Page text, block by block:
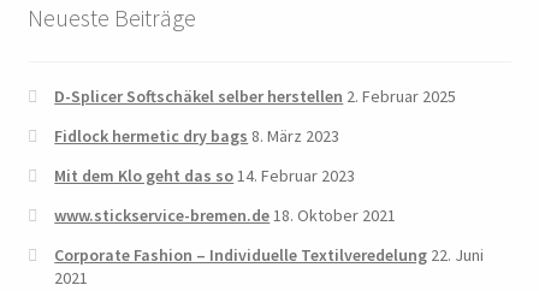
Neueste Beiträge
D-Splicer Softschäkel selber herstellen 2. Februar 2025
Fidlock hermetic dry bags 8. März 2023
Mit dem Klo geht das so14. Februar 2023
www.stickservice-bremen.de18. Oktober 2021
Corporate Fashion – Individuelle Textilveredelung 22. Juni
2021